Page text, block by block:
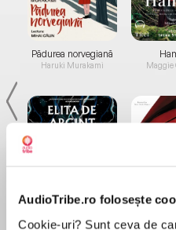
AudioTribe.ro folosește
Cookie-uri? Sunt ceva de
Pădurea norvegiană
Haruki Murakami
Elita de Argint (Elita
Maggie
Diavolul se